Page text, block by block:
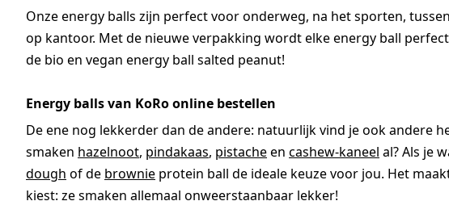
Onze energy balls zijn perfect voor onderweg, na het sporten,
op kantoor. Met de nieuwe verpakking wordt elke energy ball
de bio en vegan energy ball salted peanut!
Energy balls van KoRo online bestellen
De ene nog lekkerder dan de andere: natuurlijk vind je ook andere
smaken hazelnoot, pindakaas, pistacheen cashew-kaneel al? Als je
dough of de brownie protein ball de ideale keuze voor jou. Het
kiest: ze smaken allemaal onweerstaanbaar lekker!